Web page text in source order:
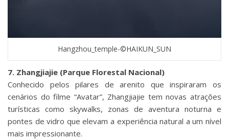
Hangzhou_temple-©HAIKUN_SUN
7. Zhangjiajie (Parque Florestal Nacional)
Conhecido pelos pilares de arenito que inspiraram os
cenários do filme “Avatar”, Zhangjiajie tem novas atrações
turísticas como skywalks, zonas de aventura noturna e
pontes de vidro que elevam a experiência natural a um nível
mais impressionante.